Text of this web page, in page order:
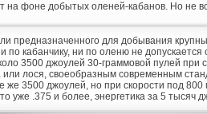
на фоне добытых оленей-кабанов. Но не
предназначенного для добывания
по кабанчику, ни по оленю не
3500 джоулей 30-граммовой пулей при
или лося, своеобразным современным
же 3500 джоулей, но при скорости под
уже .375 и более, энергетика за 5 тысяч